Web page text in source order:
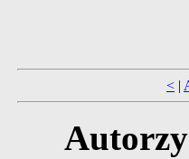
< |